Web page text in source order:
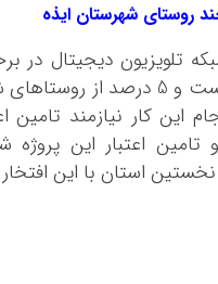
روستای شهرستان ایذه
تلویزیون دیجیتال در
تمام روستاهای ایذه مربوط
این کار نیازمند
استان با این